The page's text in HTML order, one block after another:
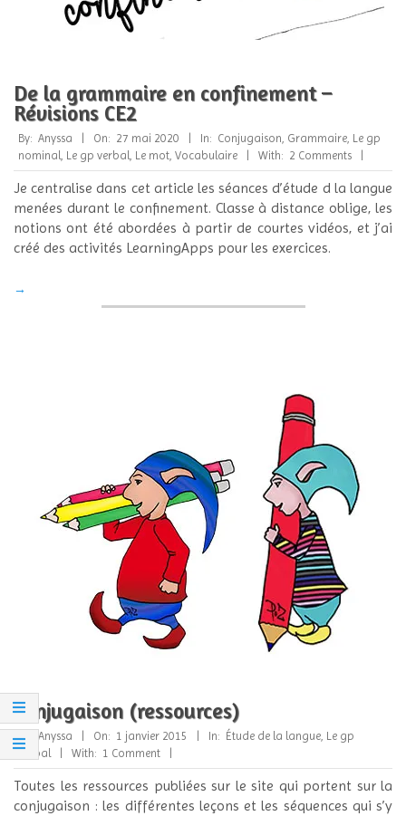
De la grammaire en confinement –
Révisions CE2
2020-
05-
27
By: Anyssa On: 27 mai 2020 In: Conjugaison Grammaire Le gp
nominal
Le gp verbal Le mot Vocabulaire With: 2 Comments
Je centralise dans cet article les séances d’étude d la langue
menées durant le confinement. Classe à distance oblige, les
notions ont été abordées à partir de courtes vidéos, et j’ai
créé des activités LearningApps pour les exercices.
→
Conjugaison (ressources)
2015-
01-
01
By: Anyssa On: 1 janvier 2015 In: Étude de la langue, Le gp
verbal
With: 1 Comment
Toutes les ressources publiées sur le site qui portent sur la
conjugaison : les différentes leçons et les séquences qui s’y